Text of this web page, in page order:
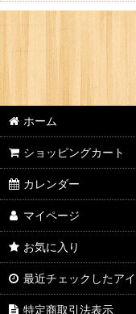
ホーム
ショッピングカート
カレンダー
マイページ
お気に入り
最近チェックしたア
特定商取引法表示